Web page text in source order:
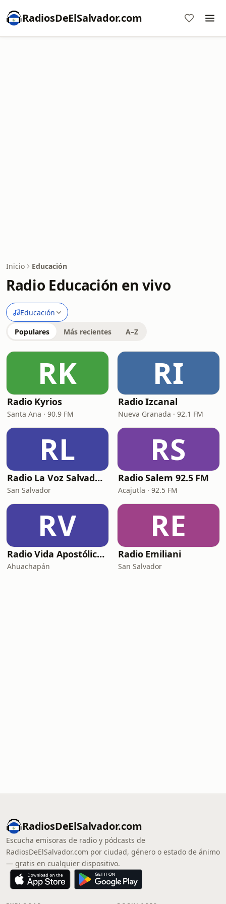
RadiosDeElSalvador.com
Inicio Educación
Radio Educación en vivo
Educación
Populares Más recientes A–Z
RK
Radio Kyrios
Santa Ana · 90.9 FM
RI
Radio Izcanal
Nueva Granada · 92.1 FM
RL
Radio La Voz Salvadora
San Salvador
RS
Radio Salem 92.5 FM
Acajutla · 92.5 FM
RV
Radio Vida Apostólica (RVA)
Ahuachapán
RE
Radio Emiliani
San Salvador
RadiosDeElSalvador.com
Escucha emisoras de radio y pódcasts de
RadiosDeElSalvador.com por ciudad, género o estado de ánimo
— gratis en cualquier dispositivo.